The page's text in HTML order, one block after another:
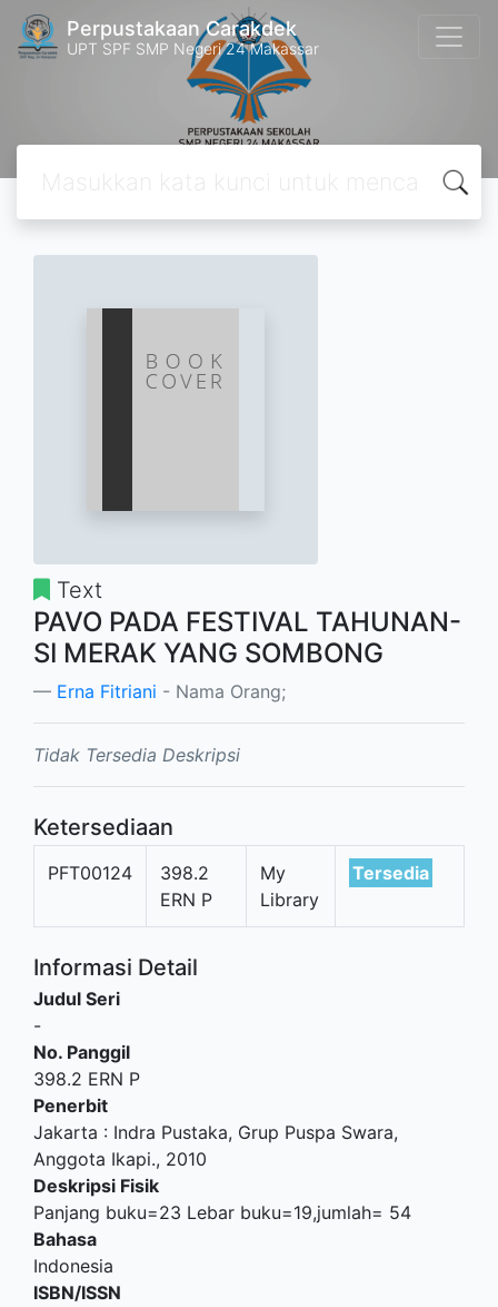
Perpustakaan Carakdek
UPT SPF SMP Negeri 24 Makassar
Text
PAVO PADA FESTIVAL TAHUNAN-
SI MERAK YANG SOMBONG
Erna Fitriani - Nama Orang;
Tidak Tersedia Deskripsi
Ketersediaan
PFT00124
398.2
ERN P
My
Library
Tersedia
Informasi Detail
Judul Seri
-
No. Panggil
398.2 ERN P
Penerbit
Jakarta : Indra Pustaka, Grup Puspa Swara,
Anggota Ikapi., 2010
Deskripsi Fisik
Panjang buku=23 Lebar buku=19,jumlah= 54
Bahasa
Indonesia
ISBN/ISSN